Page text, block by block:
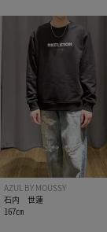
※着用、お取り
い。
AZUL BY MOUSSY
石内 世蓮
167㎝